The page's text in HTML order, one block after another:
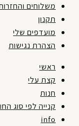
משלוחים והחזרות
תקנון
מועדפים שלי
הצהרת נגישות
ראשי
קצת עלי
חנות
קנייה לפי סוג
info